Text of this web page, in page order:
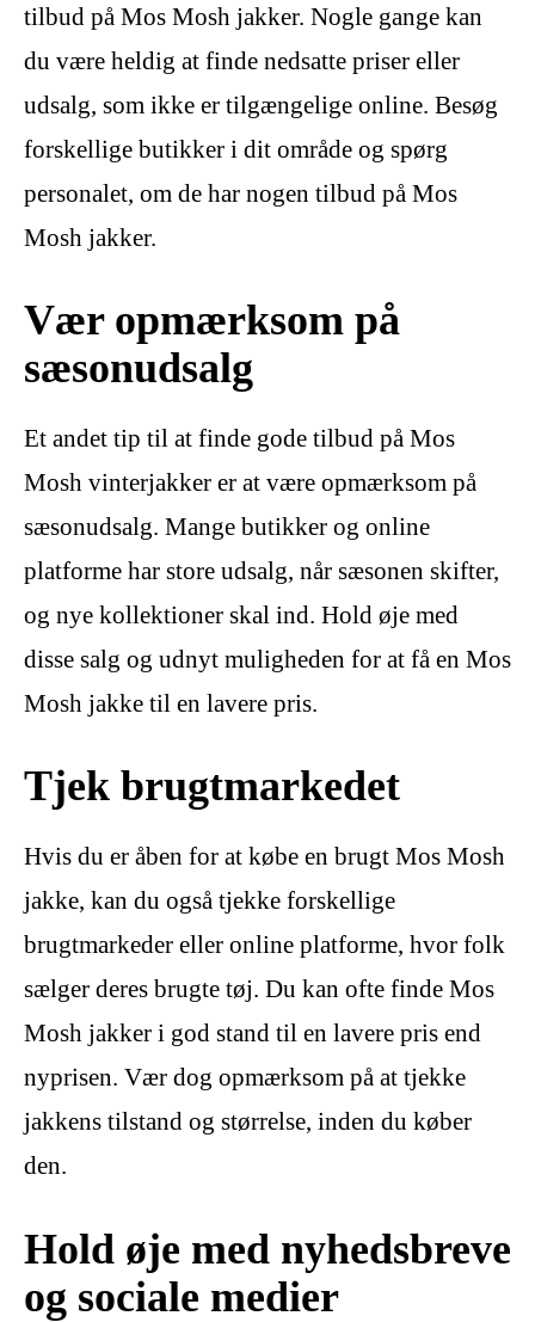
tilbud på Mos Mosh jakker. Nogle gange kan
du være heldig at finde nedsatte priser eller
udsalg, som ikke er tilgængelige online. Besøg
forskellige butikker i dit område og spørg
personalet, om de har nogen tilbud på Mos
Mosh jakker.
Vær opmærksom på
sæsonudsalg
Et andet tip til at finde gode tilbud på Mos
Mosh vinterjakker er at være opmærksom på
sæsonudsalg. Mange butikker og online
platforme har store udsalg, når sæsonen skifter,
og nye kollektioner skal ind. Hold øje med
disse salg og udnyt muligheden for at få en Mos
Mosh jakke til en lavere pris.
Tjek brugtmarkedet
Hvis du er åben for at købe en brugt Mos Mosh
jakke, kan du også tjekke forskellige
brugtmarkeder eller online platforme, hvor folk
sælger deres brugte tøj. Du kan ofte finde Mos
Mosh jakker i god stand til en lavere pris end
nyprisen. Vær dog opmærksom på at tjekke
jakkens tilstand og størrelse, inden du køber
den.
Hold øje med nyhedsbreve
og sociale medier